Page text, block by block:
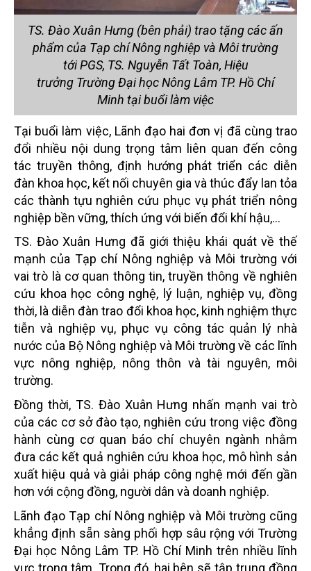
TS. Đào Xuân Hưng (bên phải) trao tặng các ấn
phẩm của Tạp chí Nông nghiệp và Môi trường
tới PGS, TS. Nguyễn Tất Toàn, Hiệu
trưởng Trường Đại học Nông Lâm TP. Hồ Chí
Minh tại buổi làm việc
Tại buổi làm việc, Lãnh đạo hai đơn vị đã cùng trao
đổi nhiều nội dung trọng tâm liên quan đến công
tác truyền thông, định hướng phát triển các diễn
đàn khoa học, kết nối chuyên gia và thúc đẩy lan tỏa
các thành tựu nghiên cứu phục vụ phát triển nông
nghiệp bền vững, thích ứng với biến đổi khí hậu,…
TS. Đào Xuân Hưng đã giới thiệu khái quát về thế
mạnh của Tạp chí Nông nghiệp và Môi trường với
vai trò là cơ quan thông tin, truyền thông về nghiên
cứu khoa học công nghệ, lý luận, nghiệp vụ, đồng
thời, là diễn đàn trao đổi khoa học, kinh nghiệm thực
tiễn và nghiệp vụ, phục vụ công tác quản lý nhà
nước của Bộ Nông nghiệp và Môi trường về các lĩnh
vực nông nghiệp, nông thôn và tài nguyên, môi
trường.
Đồng thời, TS. Đào Xuân Hưng nhấn mạnh vai trò
của các cơ sở đào tạo, nghiên cứu trong việc đồng
hành cùng cơ quan báo chí chuyên ngành nhằm
đưa các kết quả nghiên cứu khoa học, mô hình sản
xuất hiệu quả và giải pháp công nghệ mới đến gần
hơn với cộng đồng, người dân và doanh nghiệp.
Lãnh đạo Tạp chí Nông nghiệp và Môi trường cũng
khẳng định sẵn sàng phối hợp sâu rộng với Trường
Đại học Nông Lâm TP. Hồ Chí Minh trên nhiều lĩnh
vực trọng tâm. Trong đó, hai bên sẽ tập trung đồng